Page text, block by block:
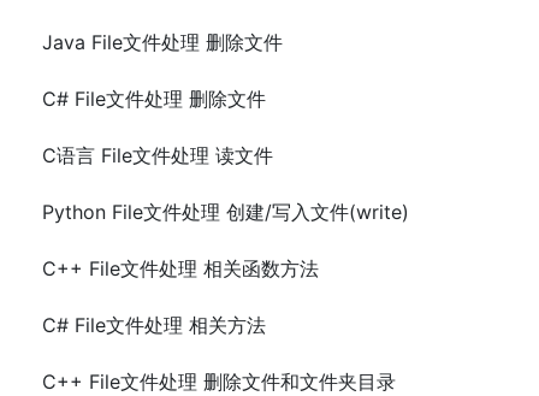
Java File文件处理 删除文件
C# File文件处理 删除文件
C语言 File文件处理 读文件
Python File文件处理 创建/写入文件(write)
C++ File文件处理 相关函数方法
C# File文件处理 相关方法
C++ File文件处理 删除文件和文件夹目录